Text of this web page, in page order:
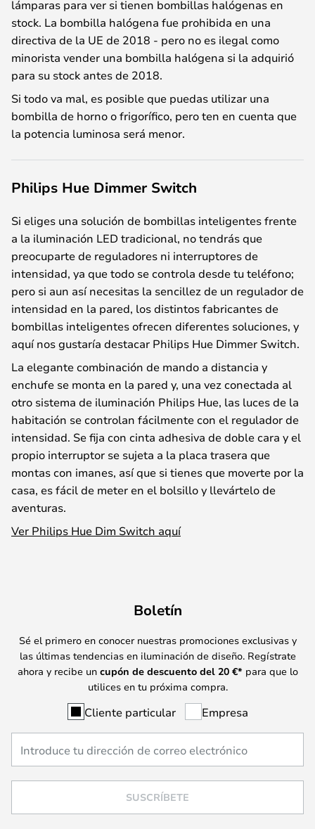
lámparas para ver si tienen bombillas halógenas en
stock. La bombilla halógena fue prohibida en una
directiva de la UE de 2018 - pero no es ilegal como
minorista vender una bombilla halógena si la adquirió
para su stock antes de 2018.
Si todo va mal, es posible que puedas utilizar una
bombilla de horno o frigorífico, pero ten en cuenta que
la potencia luminosa será menor.
Philips Hue Dimmer Switch
Si eliges una solución de bombillas inteligentes frente
a la iluminación LED tradicional, no tendrás que
preocuparte de reguladores ni interruptores de
intensidad, ya que todo se controla desde tu teléfono;
pero si aun así necesitas la sencillez de un regulador de
intensidad en la pared, los distintos fabricantes de
bombillas inteligentes ofrecen diferentes soluciones, y
aquí nos gustaría destacar Philips Hue Dimmer Switch.
La elegante combinación de mando a distancia y
enchufe se monta en la pared y, una vez conectada al
otro sistema de iluminación Philips Hue, las luces de la
habitación se controlan fácilmente con el regulador de
intensidad. Se fija con cinta adhesiva de doble cara y el
propio interruptor se sujeta a la placa trasera que
montas con imanes, así que si tienes que moverte por la
casa, es fácil de meter en el bolsillo y llevártelo de
aventuras.
Ver Philips Hue Dim Switch aquí
Boletín
Sé el primero en conocer nuestras promociones exclusivas y
las últimas tendencias en iluminación de diseño. Regístrate
ahora y recibe un cupón de descuento del 20 €* para que lo
utilices en tu próxima compra.
Cliente particular Empresa
SUSCRÍBETE